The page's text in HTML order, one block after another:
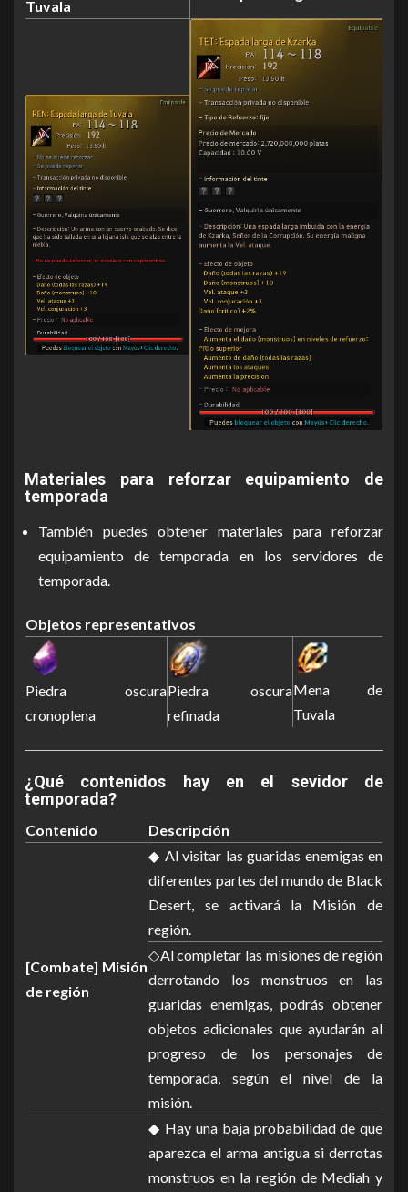
Tuvala
Materiales para reforzar equipamiento de
temporada
También puedes obtener materiales para reforzar
equipamiento de temporada en los servidores de
temporada.
Objetos representativos
Piedra oscura
cronoplena
Piedra oscura
refinada
Mena de
Tuvala
¿Qué contenidos hay en el sevidor de
temporada?
Contenido Descripción
[Combate] Misión
de región
◆ Al visitar las guaridas enemigas en
diferentes partes del mundo de Black
Desert, se activará la Misión de
región.
◇Al completar las misiones de región
derrotando los monstruos en las
guaridas enemigas, podrás obtener
objetos adicionales que ayudarán al
progreso de los personajes de
temporada, según el nivel de la
misión.
◆ Hay una baja probabilidad de que
aparezca el arma antigua si derrotas
monstruos en la región de Mediah y